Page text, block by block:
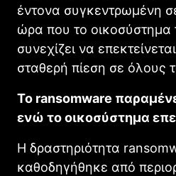
έντονα συγκεντρωμένη
ώρα που το οικοσύστημα
συνεχίζει να
σταθερή πίεση σε όλους
Το ransomware
ενώ το οικοσύστημα
Η δραστηριότητα
καθοδηγήθηκε από